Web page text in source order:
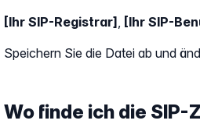
[Ihr SIP-Registrar] , [Ihr SIP-
Speichern Sie die Datei ab und
Wo finde ich die